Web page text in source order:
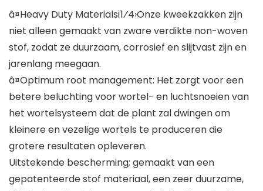
â¤Heavy Duty Materialsï1⁄4›Onze kweekzakken zijn
niet alleen gemaakt van zware verdikte non-woven
stof, zodat ze duurzaam, corrosief en slijtvast zijn en
jarenlang meegaan.
â¤Optimum root management: Het zorgt voor een
betere beluchting voor wortel- en luchtsnoeien van
het wortelsysteem dat de plant zal dwingen om
kleinere en vezelige wortels te produceren die
grotere resultaten opleveren.
Uitstekende bescherming; gemaakt van een
gepatenteerde stof materiaal, een zeer duurzame,